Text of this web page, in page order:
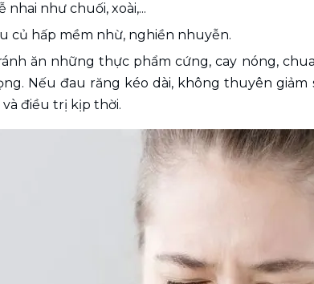
nhai như chuối, xoài,...
củ hấp mềm nhừ, nghiền nhuyễn.
ăn những thực phẩm cứng, cay nóng,
Nếu đau răng kéo dài, không thuyên giảm
điều trị kịp thời.